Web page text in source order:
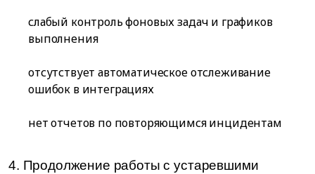
слабый контроль фоновых задач и графиков
выполнения
отсутствует автоматическое отслеживание
ошибок в интеграциях
нет отчетов по повторяющимся инцидентам
4. Продолжение работы с устаревшими